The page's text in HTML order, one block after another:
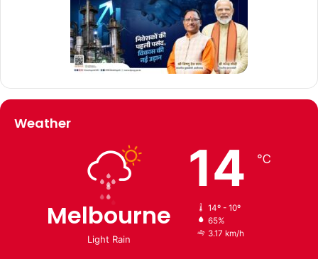
Weather
Melbourne
Light Rain
14 ℃
14º - 10º
65%
3.17 km/h